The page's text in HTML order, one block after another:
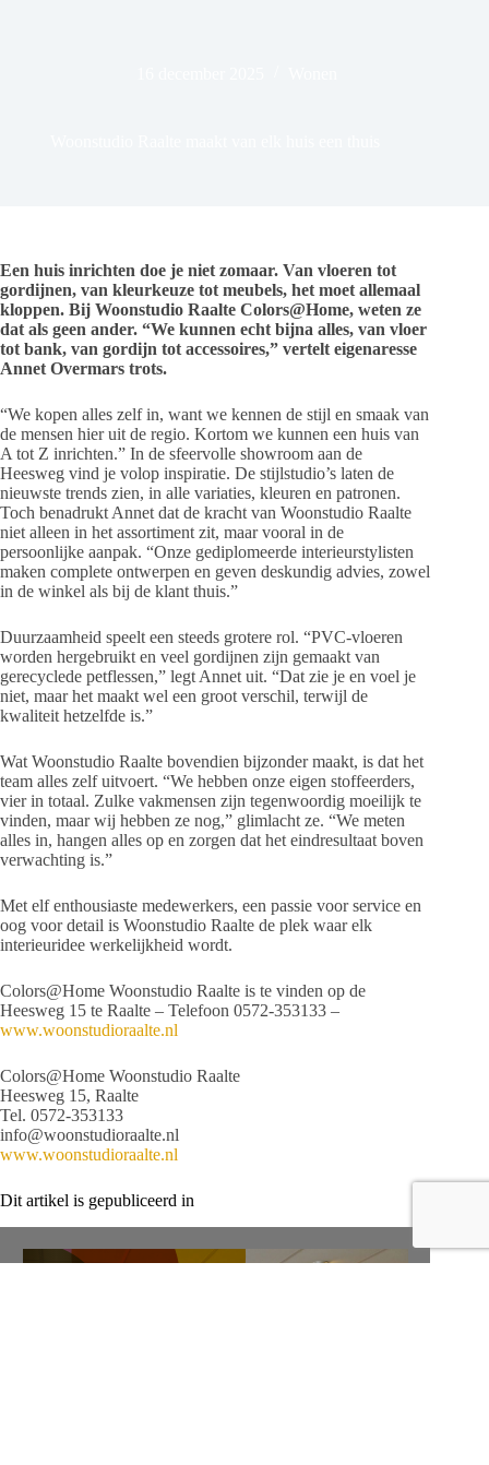
Een huis inrichten doe je niet zomaar. Van vloeren tot
gordijnen, van kleurkeuze tot meubels, het moet allemaal
kloppen. Bij Woonstudio Raalte Colors@Home, weten ze
dat als geen ander. “We kunnen echt bijna alles, van vloer
tot bank, van gordijn tot accessoires,” vertelt eigenaresse
Annet Overmars trots.
“We kopen alles zelf in, want we kennen de stijl en smaak van
de mensen hier uit de regio. Kortom we kunnen een huis van
A tot Z inrichten.” In de sfeervolle showroom aan de
Heesweg vind je volop inspiratie. De stijlstudio’s laten de
nieuwste trends zien, in alle variaties, kleuren en patronen.
Toch benadrukt Annet dat de kracht van Woonstudio Raalte
niet alleen in het assortiment zit, maar vooral in de
persoonlijke aanpak. “Onze gediplomeerde interieurstylisten
maken complete ontwerpen en geven deskundig advies, zowel
in de winkel als bij de klant thuis.”
Duurzaamheid speelt een steeds grotere rol. “PVC-vloeren
worden hergebruikt en veel gordijnen zijn gemaakt van
gerecyclede petflessen,” legt Annet uit. “Dat zie je en voel je
niet, maar het maakt wel een groot verschil, terwijl de
kwaliteit hetzelfde is.”
Wat Woonstudio Raalte bovendien bijzonder maakt, is dat het
team alles zelf uitvoert. “We hebben onze eigen stoffeerders,
vier in totaal. Zulke vakmensen zijn tegenwoordig moeilijk te
vinden, maar wij hebben ze nog,” glimlacht ze. “We meten
alles in, hangen alles op en zorgen dat het eindresultaat boven
verwachting is.”
Met elf enthousiaste medewerkers, een passie voor service en
oog voor detail is Woonstudio Raalte de plek waar elk
interieuridee werkelijkheid wordt.
Colors@Home Woonstudio Raalte is te vinden op de
Heesweg 15 te Raalte – Telefoon 0572-353133 –
www.woonstudioraalte.nl
Colors@Home Woonstudio Raalte
Heesweg 15, Raalte
Tel. 0572-353133
info@woonstudioraalte.nl
www.woonstudioraalte.nl
Dit artikel is gepubliceerd in